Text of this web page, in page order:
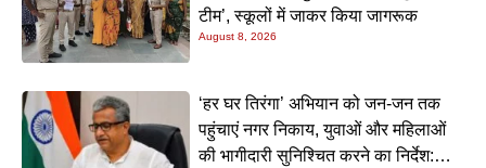
टीम’, स्कूलों में जाकर किया जागरूक
August 8, 2026
‘हर घर तिरंगा’ अभियान को जन-जन तक
पहुंचाएं नगर निकाय, युवाओं और महिलाओं
की भागीदारी सुनिश्चित करने का निर्देश: